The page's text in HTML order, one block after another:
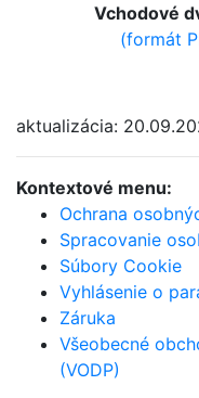
Vchodové
(formát
aktualizácia:
Kontextové menu:
Ochrana
Spracovanie
Súbory Cookie
Vyhlásenie o
Záruka
Všeobecné
(VODP)